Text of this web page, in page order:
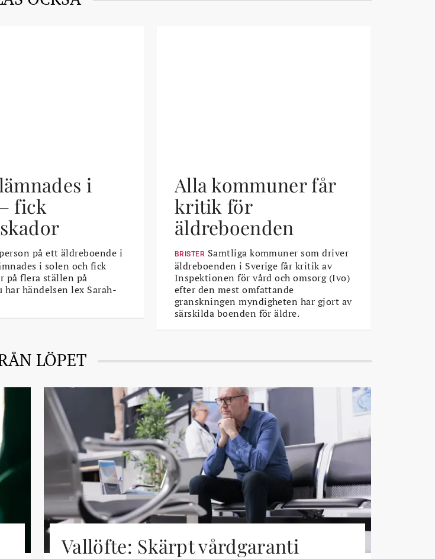
i
fick
på ett äldreboende i
i solen och fick
på flera ställen på
har händelsen lex Sarah-
Alla kommuner får
kritik för
äldreboenden
BRISTER Samtliga kommuner som driver
äldreboenden i Sverige får kritik av
Inspektionen för vård och omsorg (Ivo)
efter den mest omfattande
granskningen myndigheten har gjort av
särskilda boenden för äldre.
LÖPET
Vallöfte: Skärpt vårdgaranti